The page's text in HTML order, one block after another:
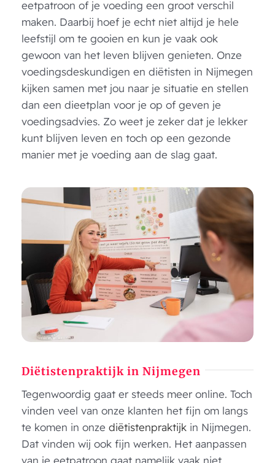
eetpatroon of je voeding een groot verschil
maken. Daarbij hoef je echt niet altijd je hele
leefstijl om te gooien en kun je vaak ook
gewoon van het leven blijven genieten. Onze
voedingsdeskundigen en diëtisten in Nijmegen
kijken samen met jou naar je situatie en stellen
dan een dieetplan voor je op of geven je
voedingsadvies. Zo weet je zeker dat je lekker
kunt blijven leven en toch op een gezonde
manier met je voeding aan de slag gaat.
Diëtistenpraktijk in Nijmegen
Tegenwoordig gaat er steeds meer online. Toch
vinden veel van onze klanten het fijn om langs
te komen in onze diëtistenpraktijkin Nijmegen.
Dat vinden wij ook fijn werken. Het aanpassen
van je eetpatroon gaat namelijk vaak niet